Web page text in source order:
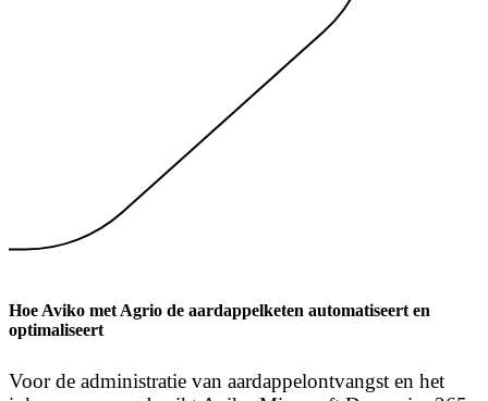
Hoe Aviko met Agrio de aardappelketen automatiseert en
optimaliseert
Voor de administratie van aardappelontvangst en het